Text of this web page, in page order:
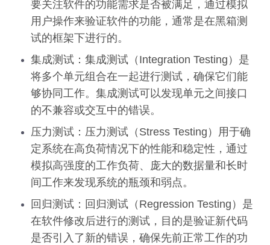
要关注软件的功能需求是否被满足，通过模拟
用户操作来验证软件的功能，通常是在黑箱测
试的框架下进行的。
集成测试：集成测试（Integration Testing）是
将多个单元组合在一起进行测试，确保它们能
够协同工作。集成测试可以发现单元之间接口
的不兼容或交互中的错误。
压力测试：压力测试（Stress Testing）用于确
定系统在高负荷情况下的性能和稳定性，通过
模拟高强度的工作负荷、庞大的数据量和长时
间工作来发现系统的瓶颈和弱点。
回归测试：回归测试（Regression Testing）是
在软件修改后进行的测试，目的是验证新代码
是否引入了新的错误，确保先前正常工作的功